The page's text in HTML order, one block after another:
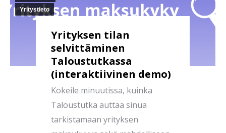
Yritystieto
Yrityksen tilan
selvittäminen
Taloustutkassa
(interaktiivinen demo)
Kokeile minuutissa, kuinka
Taloustutka auttaa sinua
tarkistamaan yrityksen